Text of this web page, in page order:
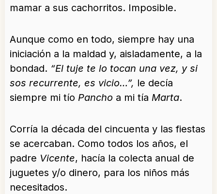
mamar a sus cachorritos. Imposible.
Aunque como en todo, siempre hay una
iniciación a la maldad y, aisladamente, a la
bondad. “El tuje te lo tocan una vez, y si
sos recurrente, es vicio…”, le decía
siempre mi tío Pancho a mi tía Marta.
Corría la década del cincuenta y las fiestas
se acercaban. Como todos los años, el
padre Vicente, hacía la colecta anual de
juguetes y/o dinero, para los niños más
necesitados.